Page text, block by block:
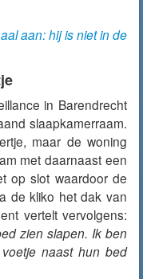
aan: hij is niet in de
in Barendrecht
slaapkamerraam.
maar de woning
met daarnaast een
op slot waardoor de
de kliko het dak van
vertelt vervolgens:
zien slapen. Ik ben
naast hun bed